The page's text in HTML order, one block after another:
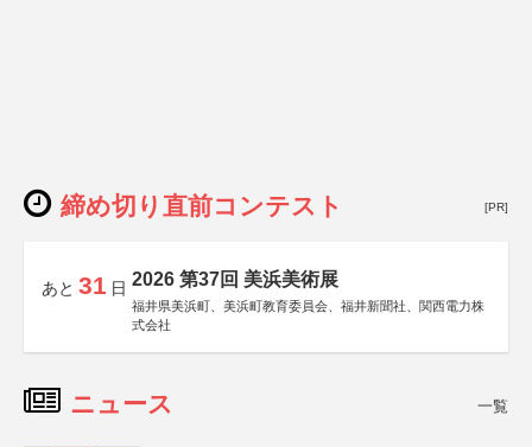
締め切り直前コンテスト [PR]
あと 31 日 2026 第37回 美浜美術展
福井県美浜町、美浜町教育委員会、福井新聞社、関西電力株
式会社
ニュース 一覧